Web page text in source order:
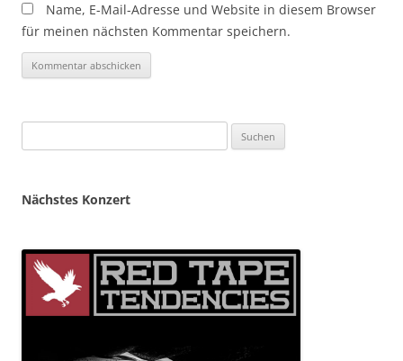
Name, E-Mail-Adresse und Website in diesem Browser
für meinen nächsten Kommentar speichern.
nach:
Nächstes Konzert